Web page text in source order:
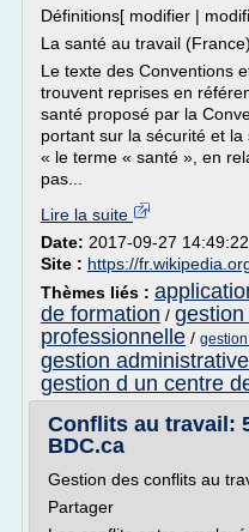
Définitions[ modifier |
La santé au travail (France)
Le texte des Conventions
trouvent reprises en
santé proposé par la
portant sur la sécurité et
« le terme « santé », en
pas...
Lire la suite
Date: 2017-09-27 14:49:22
Site : https://
Thèmes liés :
de formation /
professionnelle /
gestion
gestion d un centre
Conflits au travail:
BDC.ca
Gestion des conflits au
Partager